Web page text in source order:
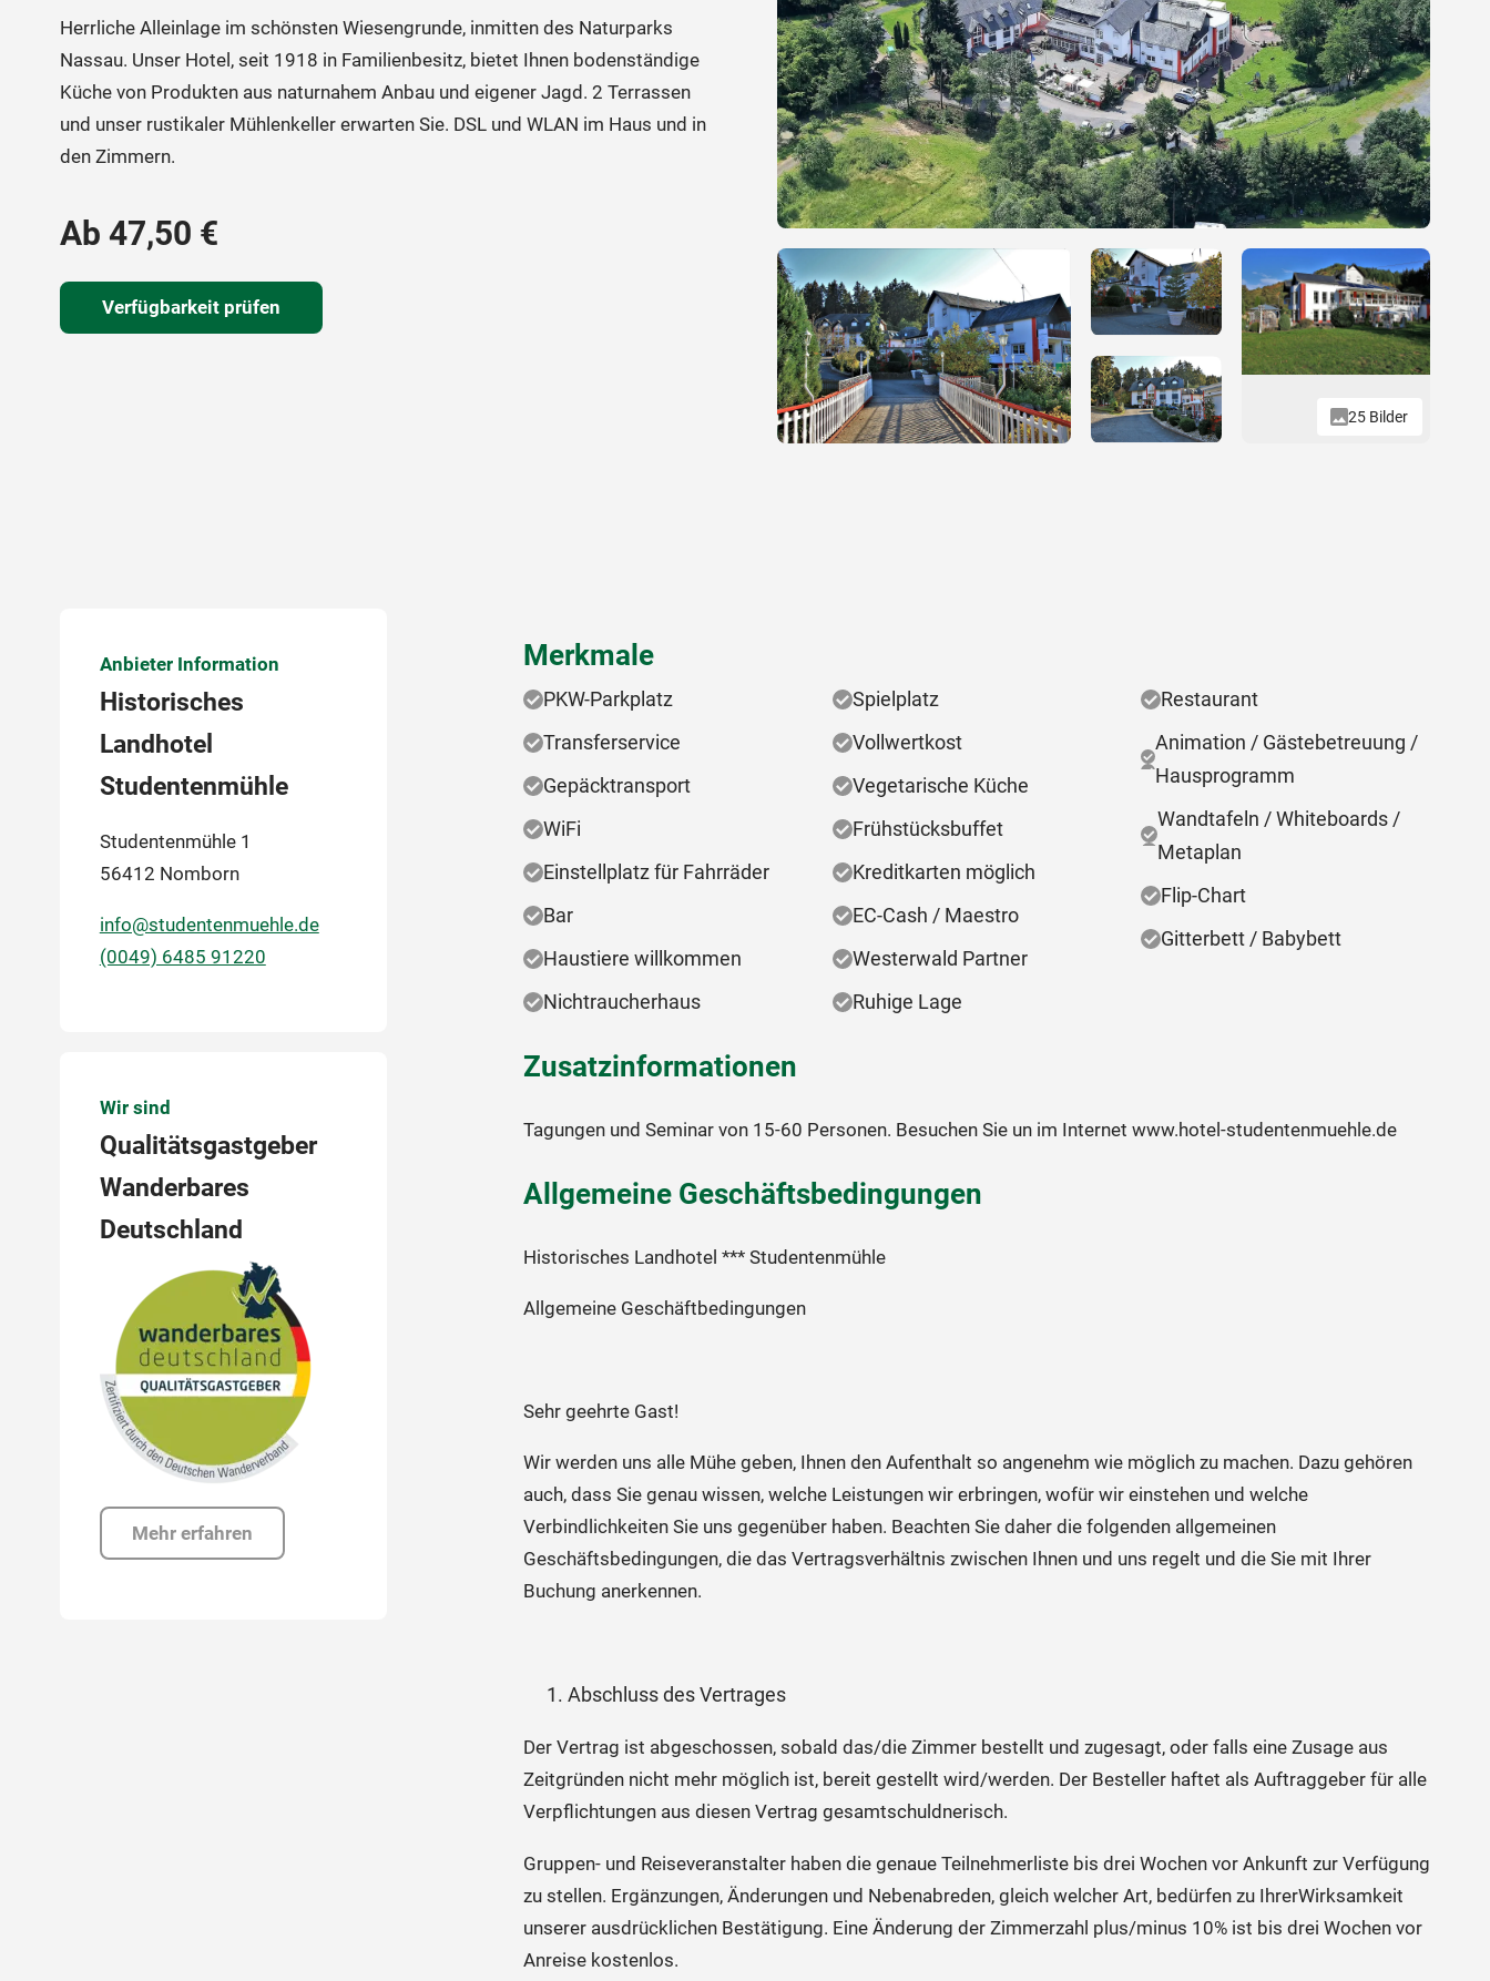
Herrliche Alleinlage im schönsten Wiesengrunde, inmitten des Naturparks
Nassau. Unser Hotel, seit 1918 in Familienbesitz, bietet Ihnen bodenständige
Küche von Produkten aus naturnahem Anbau und eigener Jagd. 2 Terrassen
und unser rustikaler Mühlenkeller erwarten Sie. DSL und WLAN im Haus und in
den Zimmern.
Ab 47,50 €
Verfügbarkeit prüfen
25 Bilder
Anbieter Information
Historisches
Landhotel
Studentenmühle
Studentenmühle 1
56412 Nomborn
info@studentenmuehle.de
(0049) 6485 91220
Wir sind
Qualitätsgastgeber
Wanderbares
Deutschland
Mehr erfahren
Merkmale
PKW-Parkplatz
Transferservice
Gepäcktransport
WiFi
Einstellplatz für Fahrräder
Bar
Haustiere willkommen
Nichtraucherhaus
Spielplatz
Vollwertkost
Vegetarische Küche
Frühstücksbuffet
Kreditkarten möglich
EC-Cash / Maestro
Westerwald Partner
Ruhige Lage
Restaurant
Animation / Gästebetreuung /
Hausprogramm
Wandtafeln / Whiteboards /
Metaplan
Flip-Chart
Gitterbett / Babybett
Zusatzinformationen
Tagungen und Seminar von 15-60 Personen. Besuchen Sie un im Internet www.hotel-studentenmuehle.de
Allgemeine Geschäftsbedingungen
Historisches Landhotel *** Studentenmühle
Allgemeine Geschäftbedingungen
Sehr geehrte Gast!
Wir werden uns alle Mühe geben, Ihnen den Aufenthalt so angenehm wie möglich zu machen. Dazu gehören
auch, dass Sie genau wissen, welche Leistungen wir erbringen, wofür wir einstehen und welche
Verbindlichkeiten Sie uns gegenüber haben. Beachten Sie daher die folgenden allgemeinen
Geschäftsbedingungen, die das Vertragsverhältnis zwischen Ihnen und uns regelt und die Sie mit Ihrer
Buchung anerkennen.
Abschluss des Vertrages
Der Vertrag ist abgeschossen, sobald das/die Zimmer bestellt und zugesagt, oder falls eine Zusage aus
Zeitgründen nicht mehr möglich ist, bereit gestellt wird/werden. Der Besteller haftet als Auftraggeber für alle
Verpflichtungen aus diesen Vertrag gesamtschuldnerisch.
Gruppen- und Reiseveranstalter haben die genaue Teilnehmerliste bis drei Wochen vor Ankunft zur Verfügung
zu stellen. Ergänzungen, Änderungen und Nebenabreden, gleich welcher Art, bedürfen zu IhrerWirksamkeit
unserer ausdrücklichen Bestätigung. Eine Änderung der Zimmerzahl plus/minus 10% ist bis drei Wochen vor
Anreise kostenlos.